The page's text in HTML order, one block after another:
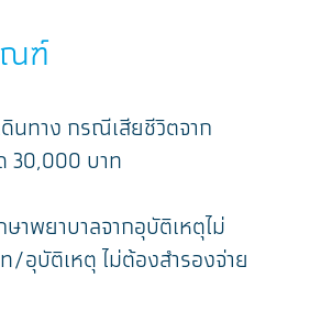
ณฑ์
ดินทาง กรณีเสียชีวิตจาก
30,000 บาท
ษาพยาบาลจากอุบัติเหตุไม่
/อุบัติเหตุ ไม่ต้องสำรองจ่าย